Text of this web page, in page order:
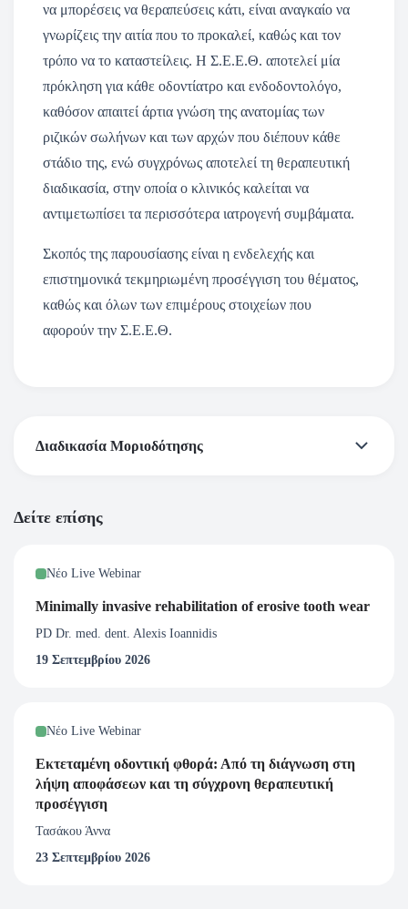
να μπορέσεις να θεραπεύσεις κάτι, είναι αναγκαίο να
γνωρίζεις την αιτία που το προκαλεί, καθώς και τον
τρόπο να το καταστείλεις. Η Σ.Ε.Ε.Θ. αποτελεί μία
πρόκληση για κάθε οδοντίατρο και ενδοδοντολόγο,
καθόσον απαιτεί άρτια γνώση της ανατομίας των
ριζικών σωλήνων και των αρχών που διέπουν κάθε
στάδιο της, ενώ συγχρόνως αποτελεί τη θεραπευτική
διαδικασία, στην οποία ο κλινικός καλείται να
αντιμετωπίσει τα περισσότερα ιατρογενή συμβάματα.
Σκοπός της παρουσίασης είναι η ενδελεχής και
επιστημονικά τεκμηριωμένη προσέγγιση του θέματος,
καθώς και όλων των επιμέρους στοιχείων που
αφορούν την Σ.Ε.Ε.Θ.
Διαδικασία Μοριοδότησης
εκπαιδευτικού Κύκλου
Ελλήνων Ενδοδοντολόγων.
Με ποιον τρόπο λαμβάνω το πιστοποιητικό
Πιστοποιητικό παρακολούθησης για το συγκεκριμένο
σεμιναρίου. Απαραίτητη προϋπόθεση για την απόδοση
πιστοποιητικού, είναι η παρακολούθηση τουλάχιστον του
80% της ζωντανής μετάδοσης του webinar.
Δείτε επίσης
Νέο Live Webinar
Minimally invasive rehabilitation of erosive tooth wear
PD Dr. med. dent. Alexis Ioannidis
19 Σεπτεμβρίου 2026
Νέο Live Webinar
Εκτεταμένη οδοντική φθορά: Από τη διάγνωση στη
λήψη αποφάσεων και τη σύγχρονη θεραπευτική
προσέγγιση
Τασάκου Άννα
23 Σεπτεμβρίου 2026